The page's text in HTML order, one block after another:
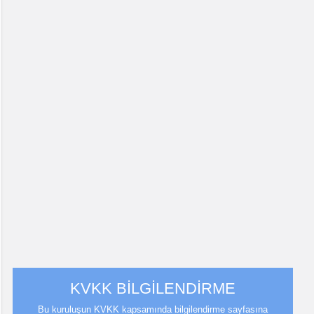
KVKK BİLGİLENDİRME
Bu kuruluşun KVKK kapsamında bilgilendirme sayfasına